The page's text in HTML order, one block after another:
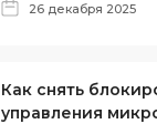
26 декабря 2025
Как снять
управления